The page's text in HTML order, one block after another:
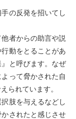
の反発を招いてし
者からの助言や説
動をとることがあ
と呼びます。なぜ
って脅かされた自
られています。
肢を与えるなどし
されたと感じさせ